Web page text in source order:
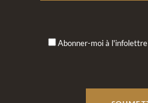
Abonner-moi à l'infolettre